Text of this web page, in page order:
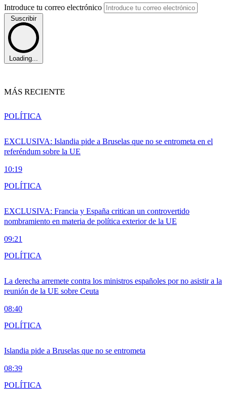
Introduce tu correo electrónico
Suscribir
Loading...
MÁS RECIENTE
EXCLUSIVA: Islandia pide a Bruselas que no se entrometa en el
referéndum sobre la UE
10:19
POLÍTICA
EXCLUSIVA: Francia y España critican un controvertido
nombramiento en materia de política exterior de la UE
09:21
POLÍTICA
La derecha arremete contra los ministros españoles por no asistir a la
reunión de la UE sobre Ceuta
08:40
POLÍTICA
Islandia pide a Bruselas que no se entrometa
08:39
POLÍTICA
POLÍTICA